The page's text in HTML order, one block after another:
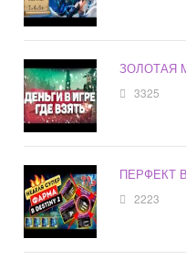
ЗОЛОТАЯ
3325
ПЕРФЕКТ
2223